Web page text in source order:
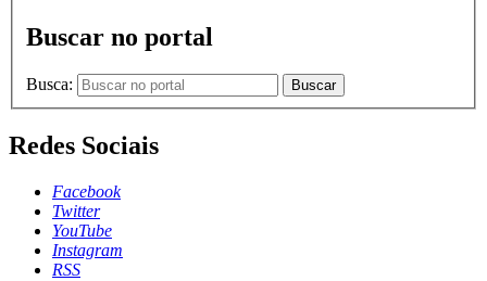
Buscar no portal
Busca: Buscar
Redes Sociais
Facebook
Twitter
YouTube
Instagram
RSS